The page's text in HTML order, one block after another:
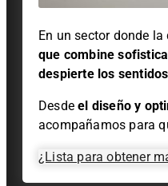
En un sector donde
que combine
despierte los
Desdeel diseño y
acompañamos para
¿Lista para obtener